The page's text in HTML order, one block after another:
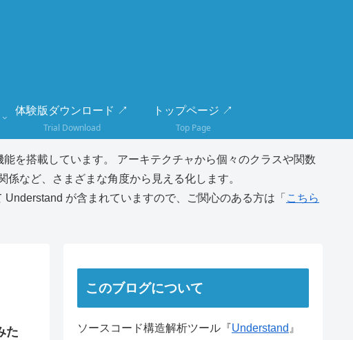
体験版ダウンロード ↗
Trial Download
トップページ ↗
Top Page
を搭載しています。 アーキテクチャから個々のクラスや関数
など、さまざまな角度から見える化します。
が含まれていますので、ご関心のある方は「 こちら
た
このブログについて
ソースコード構造解析ツール『Understand 』